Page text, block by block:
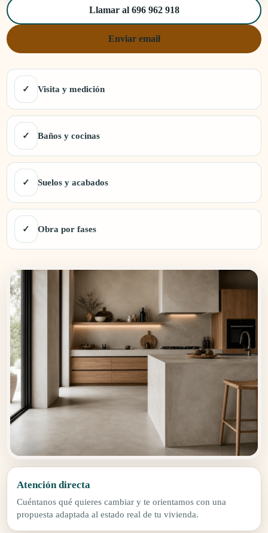
Llamar al 696 962 918
Enviar email
✓ Visita y medición
✓ Baños y cocinas
✓ Suelos y acabados
✓ Obra por fases
Atención directa
Cuéntanos qué quieres cambiar y te orientamos con una
propuesta adaptada al estado real de tu vivienda.